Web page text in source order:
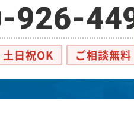
926-
土日祝OK ご相談無料